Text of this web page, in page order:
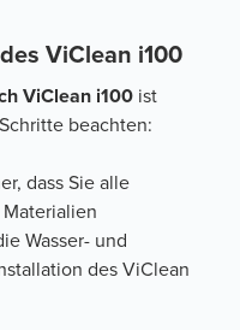
ViClean i100
ViClean i100 ist
beachten:
dass Sie alle
Wasser- und
des ViClean